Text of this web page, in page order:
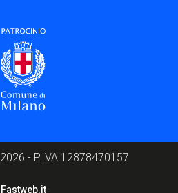
2026 - P.IVA 12878470157
Fastweb.it